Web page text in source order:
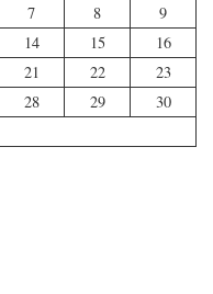
7 8
9
14 15
16
21 22
23
28 29
30